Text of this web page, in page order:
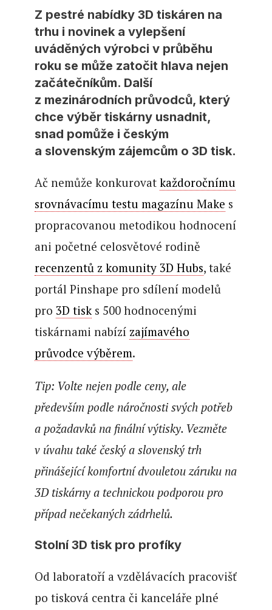
Z pestré nabídky 3D tiskáren na
trhu i novinek a vylepšení
uváděných výrobci v průběhu
roku se může zatočit hlava nejen
začátečníkům. Další
z mezinárodních průvodců, který
chce výběr tiskárny usnadnit,
snad pomůže i českým
a slovenským zájemcům o 3D tisk.
Ač nemůže konkurovat každoročnímu
srovnávacímu testu magazínu Make s
propracovanou metodikou hodnocení
ani početné celosvětové rodině
recenzentů z komunity 3D Hubs, také
portál Pinshape pro sdílení modelů
pro 3D tisks 500 hodnocenými
tiskárnami nabízí zajímavého
průvodce výběrem.
Tip: Volte nejen podle ceny, ale
především podle náročnosti svých potřeb
a požadavků na finální výtisky. Vezměte
v úvahu také český a slovenský trh
přinášející komfortní dvouletou záruku na
3D tiskárny a technickou podporou pro
případ nečekaných zádrhelů.
Stolní 3D tisk pro profíky
Od laboratoří a vzdělávacích pracovišť
po tisková centra či kanceláře plné